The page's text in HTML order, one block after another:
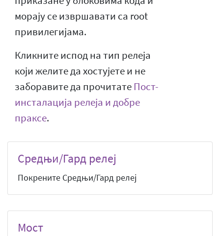
морају се извршавати са root
привилегијама.
Кликните испод на тип релеја
који желите да хостујете и не
заборавите да прочитате Пост-
инсталација релеја и добре
праксе.
Средњи/Гард релеј
Покрените Средњи/Гард релеј
Мост